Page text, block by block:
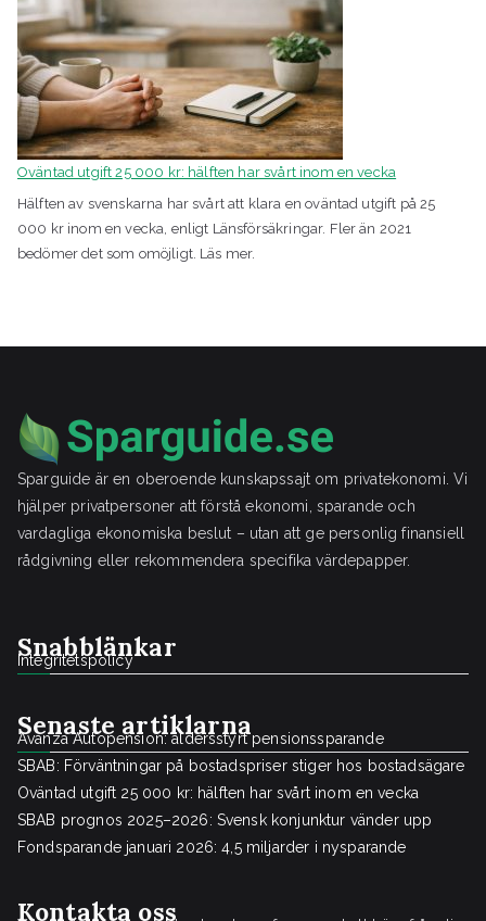
Oväntad utgift 25 000 kr: hälften har svårt inom en vecka
Hälften av svenskarna har svårt att klara en oväntad utgift på 25
000 kr inom en vecka, enligt Länsförsäkringar. Fler än 2021
bedömer det som omöjligt. Läs mer.
Sparguide är en oberoende kunskapssajt om privatekonomi. Vi
hjälper privatpersoner att förstå ekonomi, sparande och
vardagliga ekonomiska beslut – utan att ge personlig finansiell
rådgivning eller rekommendera specifika värdepapper.
Snabblänkar
Integritetspolicy
Senaste artiklarna
Avanza Autopension: åldersstyrt pensionssparande
SBAB: Förväntningar på bostadspriser stiger hos bostadsägare
Oväntad utgift 25 000 kr: hälften har svårt inom en vecka
SBAB prognos 2025–2026: Svensk konjunktur vänder upp
Fondsparande januari 2026: 4,5 miljarder i nysparande
Kontakta oss